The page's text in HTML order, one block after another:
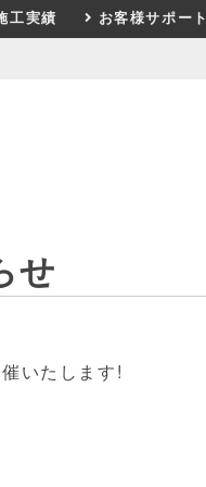
工実績 お客様サポート
せ
いたします!